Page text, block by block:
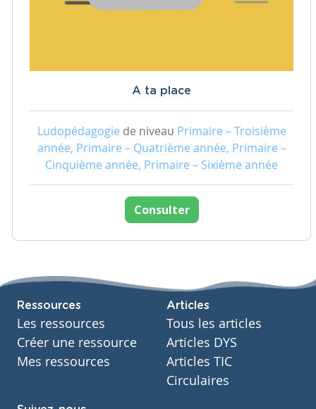
A ta place
Ludopédagogie de niveau Primaire – Troisième
année, Primaire – Quatrième année, Primaire –
Cinquième année, Primaire – Sixième année
Consulter
Ressources
Les ressources
Créer une ressource
Mes ressources
Articles
Tous les articles
Articles DYS
Articles TIC
Circulaires